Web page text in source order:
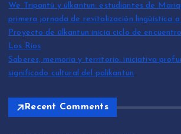
We Tripantü y ülkantun: estudiantes de
primera jornada de revitalización lingüística
Proyecto de ülkantun inicia ciclo de
Los Ríos
Saberes, memoria y territorio: iniciativa
significado cultural del palikantun
Recent Comments